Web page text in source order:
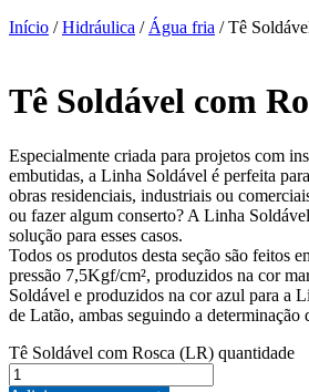
Início /Hidráulica / Água fria / Tê
Tê Soldável com
Especialmente criada para projetos com
embutidas, a Linha Soldável é perfeita
obras residenciais, industriais ou
ou fazer algum conserto? A Linha
solução para esses casos.
Todos os produtos desta seção são feitos
pressão 7,5Kgf/cm², produzidos na cor
Soldável e produzidos na cor azul para a
de Latão, ambas seguindo a determinação
Tê Soldável com Rosca (LR) quantidade